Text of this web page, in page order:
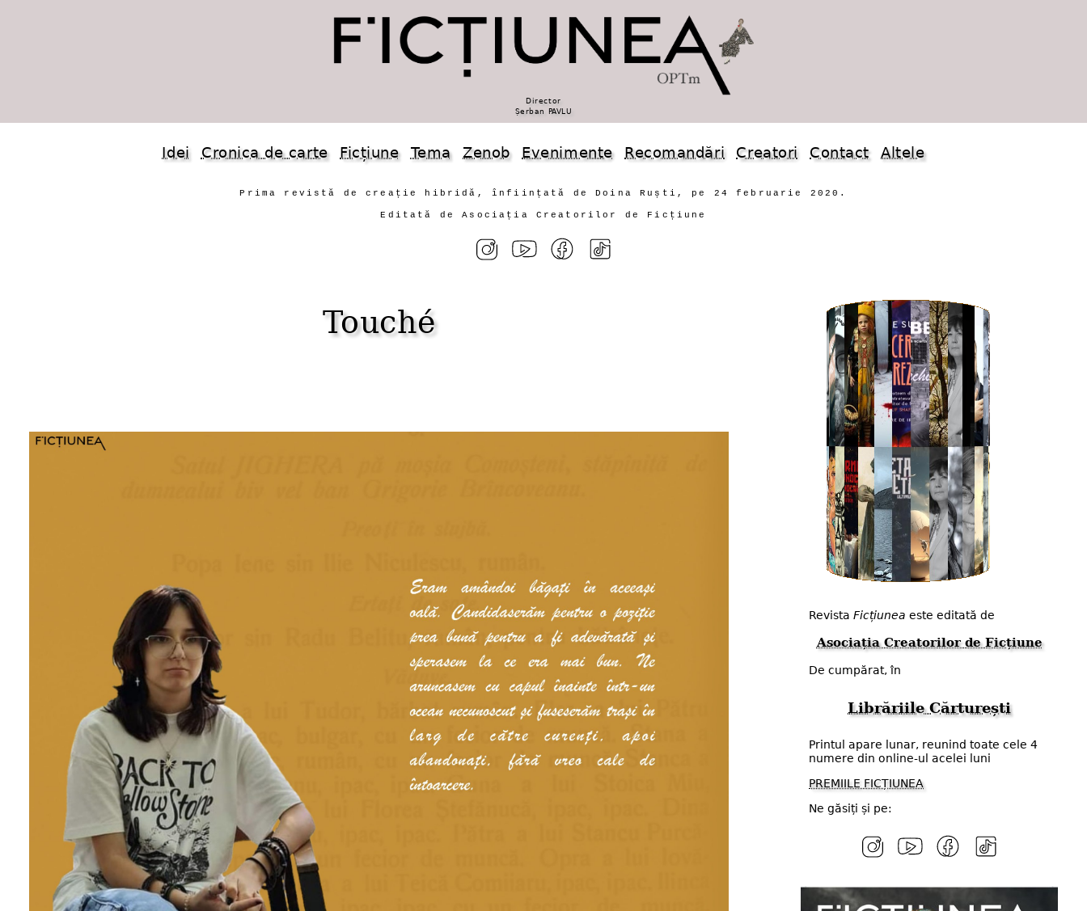
Director
Șerban PAVLU
Idei Cronica de carte Ficțiune Tema Zenob Evenimente Recomandări Creatori Contact Altele
Prima revistă de creație hibridă, înființată de Doina Ruști, pe 24 februarie 2020.
Editată de Asociația Creatorilor de Ficțiune
Touché
Revista Ficțiunea este editată de
Asociația Creatorilor de Ficțiune
De cumpărat, în
Librăriile Cărturești
Printul apare lunar, reunind toate cele 4
numere din online-ul acelei luni
PREMIILE FICȚIUNEA
Ne găsiți și pe: